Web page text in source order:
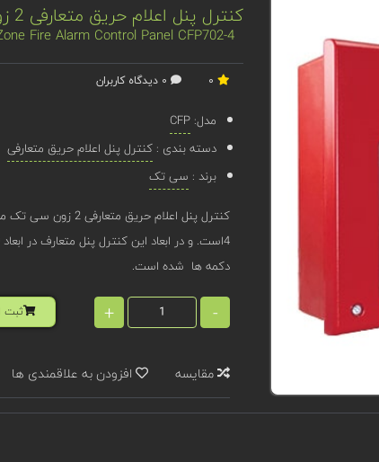
کنترل پنل اعلام حریق متعارفی 2 زون سی تک مدل CFP702-4
Fire Alarm Control Panel CFP702-4
مدل: CFP
دسته بندی : کنترل پنل اعلام حریق متعارفی
برند : سی تک
دکمه ها شده است.
-
+ ثبت
مقایسه افزودن به علاقمندی ها